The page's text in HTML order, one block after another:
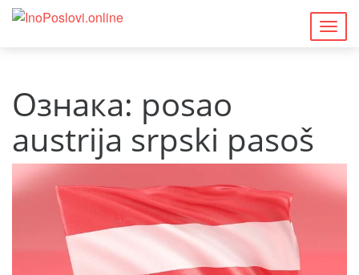
Ознака: posao
austrija srpski pasoš